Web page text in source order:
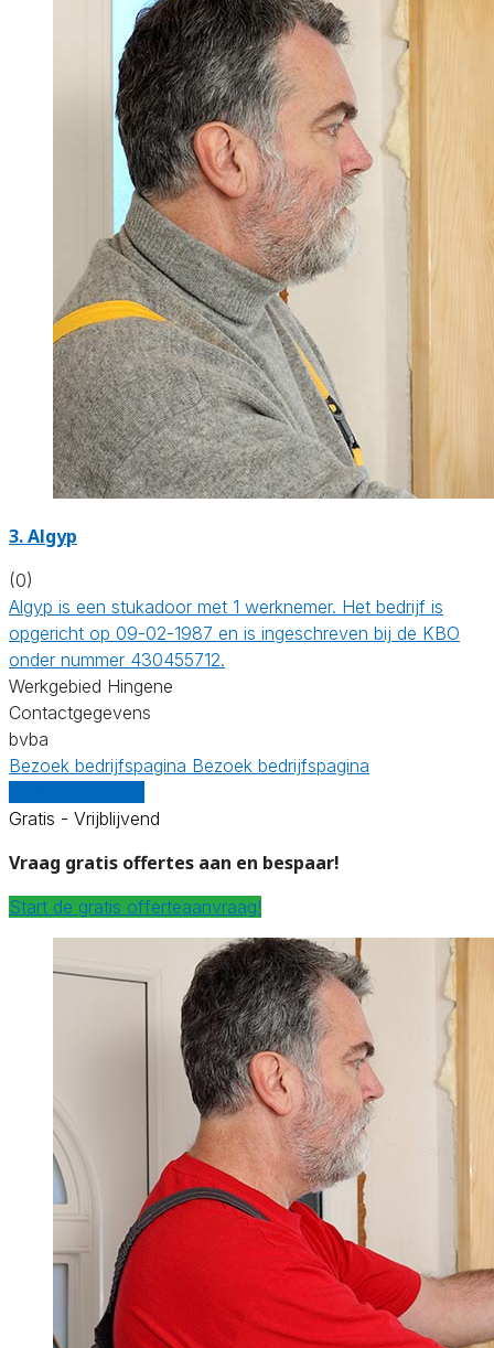
3. Algyp
(0)
Algyp is een stukadoor met 1 werknemer. Het bedrijf is
opgericht op 09-02-1987 en is ingeschreven bij de KBO
onder nummer 430455712.
Werkgebied Hingene
Contactgegevens
bvba
Bezoek bedrijfspagina Bezoek bedrijfspagina
Gratis - Vrijblijvend
Vraag gratis offertes aan en bespaar!
Start de gratis offerteaanvraag!